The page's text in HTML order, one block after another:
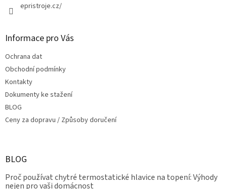
epristroje.cz/
Informace pro Vás
Ochrana dat
Obchodní podmínky
Kontakty
Dokumenty ke stažení
BLOG
Ceny za dopravu / Způsoby doručení
BLOG
Proč používat chytré termostatické hlavice na topení: Výhody
nejen pro vaši domácnost